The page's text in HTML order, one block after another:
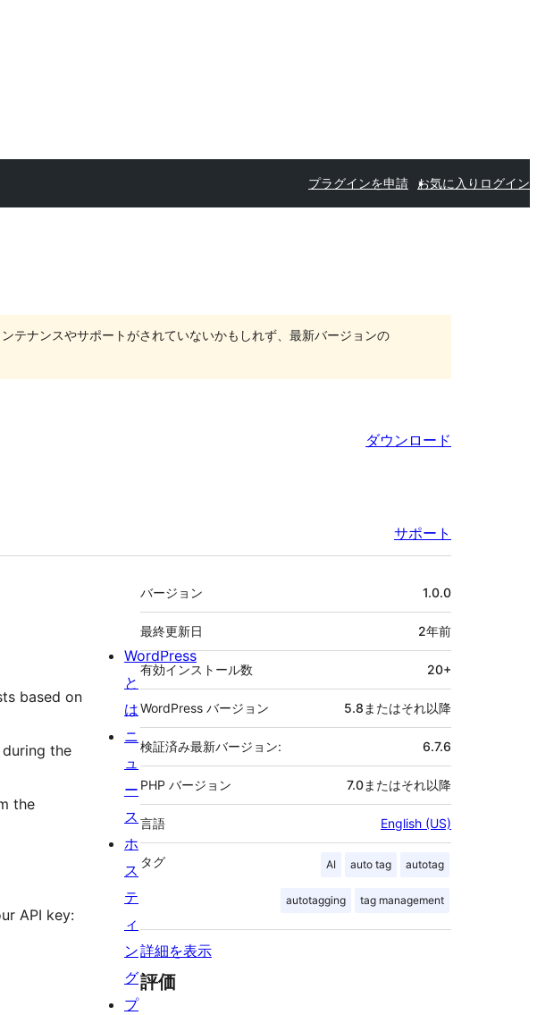
プラグインを申請 お気に入り ログイン
テナンスやサポートがされていないかもしれず、最新バージョンの
ダウンロード
サポート
based on
the
the
API key:
メ
タ
バージョン 1.0.0
最終更新日 2年前
有効インストール数 20+
WordPress バージョン 5.8またはそれ以降
検証済み最新バージョン: 6.7.6
PHP バージョン 7.0またはそれ以降
言語 English (US)
タグ AI auto tag autotag
autotagging tag management
詳細を表示
評価
WordPress
と
は
ニ
ュ
ー
ス
ホ
ス
テ
ィ
ン
グ
プ